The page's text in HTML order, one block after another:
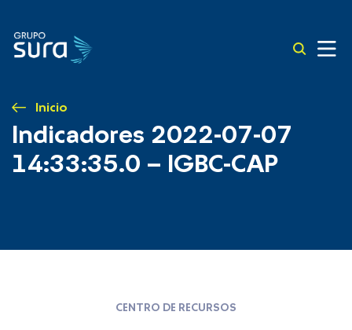
Inicio
Indicadores 2022-07-07
14:33:35.0 – IGBC-CAP
CENTRO DE RECURSOS